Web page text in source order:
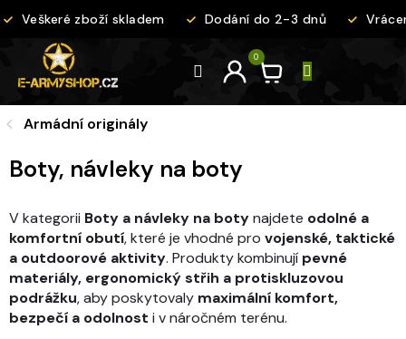
na Veškeré zboží skladem Dodání do 2-3 dnů
Armádní originály
Boty, návleky na boty
V kategorii Boty a návleky na botynajdete odolné a
komfortní obutí, které je vhodné pro vojenské, taktické
a outdoorové aktivity. Produkty kombinují pevné
materiály, ergonomický střih a protiskluzovou
podrážku, aby poskytovaly maximální komfort,
bezpečí a odolnost i v náročném terénu.